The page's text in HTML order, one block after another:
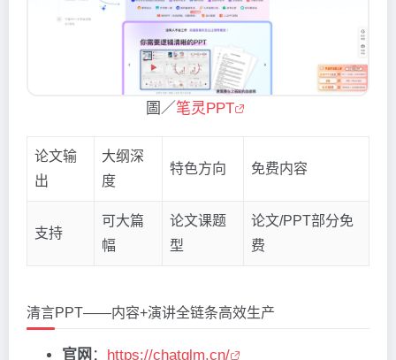
圖／笔灵PPT
论文输
出
大纲深
度
特色方向 免费内容
支持
可大篇
幅
论文课题
型
论文/PPT部分免
费
清言PPT——内容+演讲全链条高效生产
官网 ： https://chatglm.cn/